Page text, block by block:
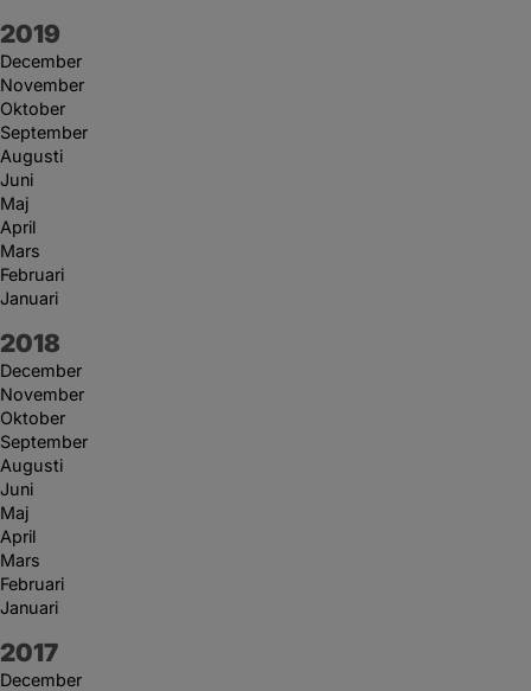
År:
2019
December
November
Oktober
September
Augusti
Juni
Maj
April
Mars
Februari
Januari
År:
2018
December
November
Oktober
September
Augusti
Juni
Maj
April
Mars
Februari
Januari
År:
2017
December